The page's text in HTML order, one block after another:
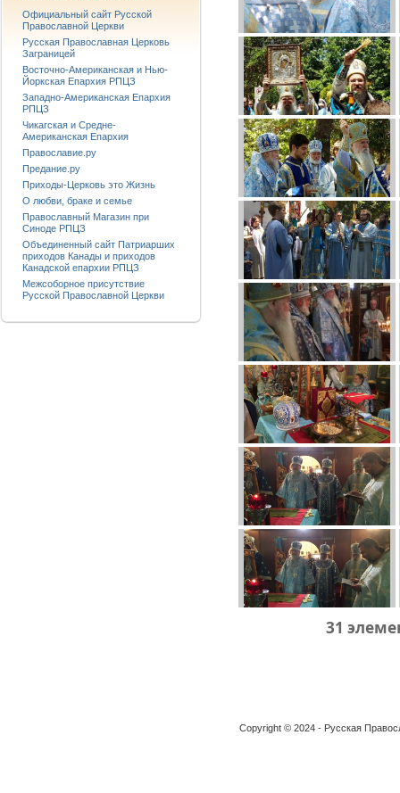
31
Официальный сайт Русской
Православной Церкви
Русская Православная Церковь
Заграницей
Восточно-Американская и Нью-
Йоркская Епархия РПЦЗ
Западно-Американская Епархия
РПЦЗ
Чикагская и Средне-
Американская Епархия
Православие.ру
Предание.ру
Приходы-Церковь это Жизнь
О любви, браке и семье
Православный Магазин при
Синоде РПЦЗ
Объединенный сайт Патриарших
приходов Канады и приходов
Канадской епархии РПЦЗ
Межсоборное присутствие
Русской Православной Церкви
Copyright © 2024 - Русская